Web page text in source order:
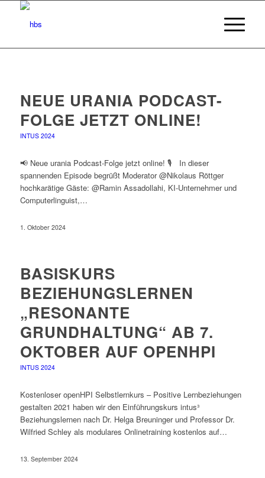
NEUE URANIA PODCAST-
FOLGE JETZT ONLINE!
INTUS 2024
📢 Neue urania Podcast-Folge jetzt online! 🎙️ In dieser
spannenden Episode begrüßt Moderator @Nikolaus Röttger
hochkarätige Gäste: @Ramin Assadollahi, KI-Unternehmer und
Computerlinguist,…
1. Oktober 2024
BASISKURS
BEZIEHUNGSLERNEN
„RESONANTE
GRUNDHALTUNG“ AB 7.
OKTOBER AUF OPENHPI
INTUS 2024
Kostenloser openHPI Selbstlernkurs – Positive Lernbeziehungen
gestalten 2021 haben wir den Einführungskurs intus³
Beziehungslernen nach Dr. Helga Breuninger und Professor Dr.
Wilfried Schley als modulares Onlinetraining kostenlos auf…
13. September 2024